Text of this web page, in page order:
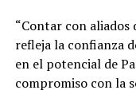
“Contar con aliados
refleja la confianza
en el potencial de
compromiso con la